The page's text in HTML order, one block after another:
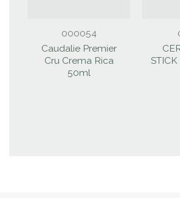
000054
Caudalie Premier
Cru Crema Rica
50ml